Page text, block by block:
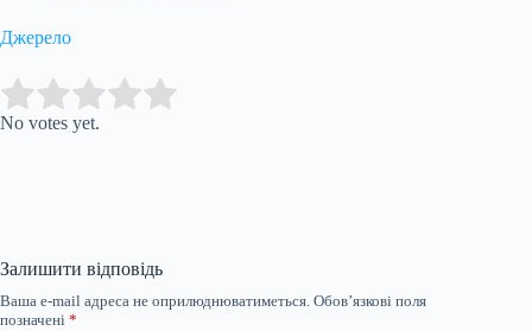
Джерело
Rate this item:
No votes yet.
Залишити відповідь
Ваша e-mail адреса не оприлюднюватиметься. Обов’язкові поля
позначені *